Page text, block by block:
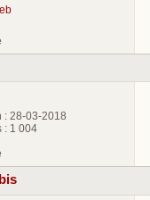
: 28-03-2018
: 1 004